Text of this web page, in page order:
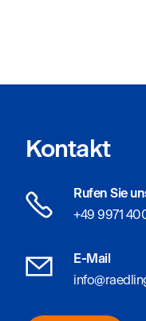
Kontakt
Rufen Sie
+49 9971
E-Mail